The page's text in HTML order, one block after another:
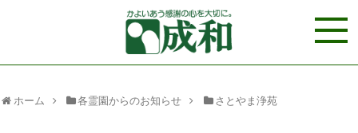
ホーム 各霊園からのお知らせ さとやま浄苑